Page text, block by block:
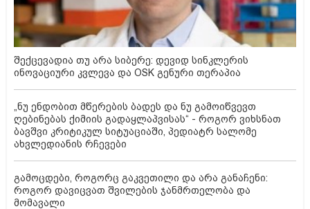
შექცევადია თუ არა სიბერე: დევიდ სინკლერის
ინოვაციური კვლევა და OSK გენური თერაპია
„ნუ ენდობით მწერების ბადეს და ნუ გამოიწვევთ
ღებინებას ქიმიის გადაყლაპვისას“ - როგორ ვიხსნათ
ბავშვი კრიტიკულ სიტუაციაში, პედიატრ სალომე
ახვლედიანის რჩევები
გამოცდები, როგორც გაკვეთილი და არა განაჩენი:
როგორ დავიცვათ შვილების ჯანმრთელობა და
მომავალი